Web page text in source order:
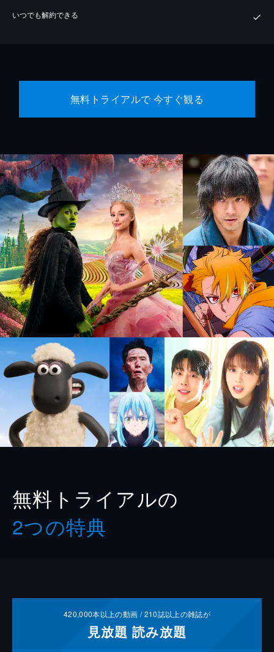
いつでも解約できる
無料トライアルで 今すぐ観る
無料トライアルの
2つの特典
420,000本以上の動画 /210誌以上の雑誌が
見放題 読み放題